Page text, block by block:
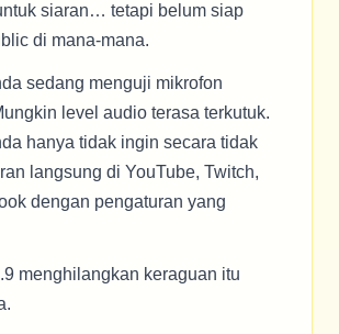
siaran… tetapi belum siap
di mana-mana.
sedang menguji mikrofon
level audio terasa terkutuk.
hanya tidak ingin secara tidak
langsung di YouTube, Twitch,
dengan pengaturan yang
menghilangkan keraguan itu